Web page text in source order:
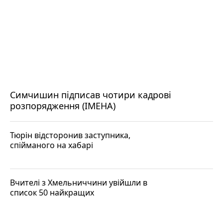
Симчишин підписав чотири кадрові
розпорядження (ІМЕНА)
Тюрін відсторонив заступника,
спійманого на хабарі
Вчителі з Хмельниччини увійшли в
список 50 найкращих